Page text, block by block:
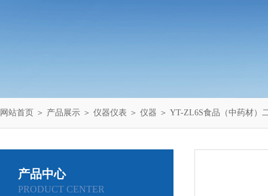
网站首页 ＞ 产品展示 ＞ 仪器仪表 ＞ 仪器 ＞ YT-ZL6S食品（中药材）
产品中心
PRODUCT CENTER